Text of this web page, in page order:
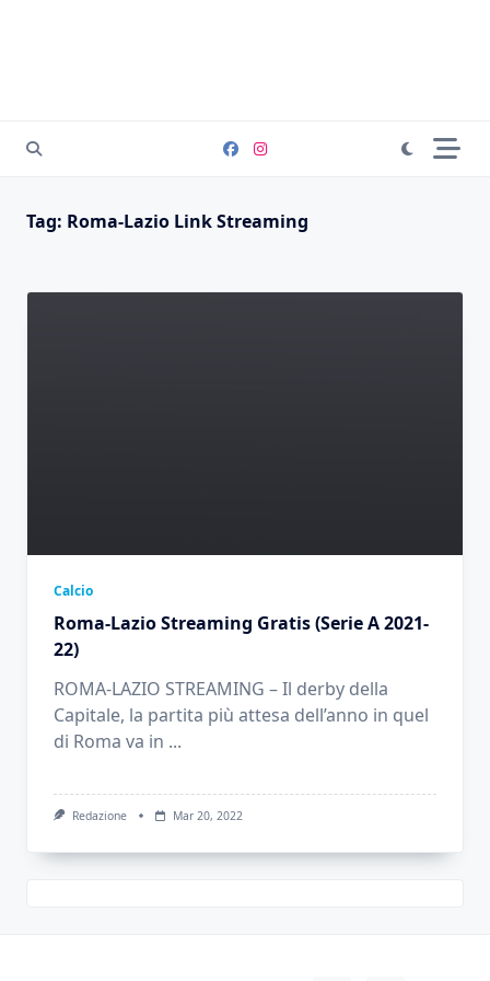
Tag: Roma-Lazio Link Streaming
Calcio
Roma-Lazio Streaming Gratis (Serie A 2021-
22)
ROMA-LAZIO STREAMING – Il derby della
Capitale, la partita più attesa dell’anno in quel
di Roma va in ...
Redazione Mar 20, 2022